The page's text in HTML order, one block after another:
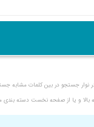
جستجو در بین کلمات مشابه
و یا از صفحه نخست دسته بندی